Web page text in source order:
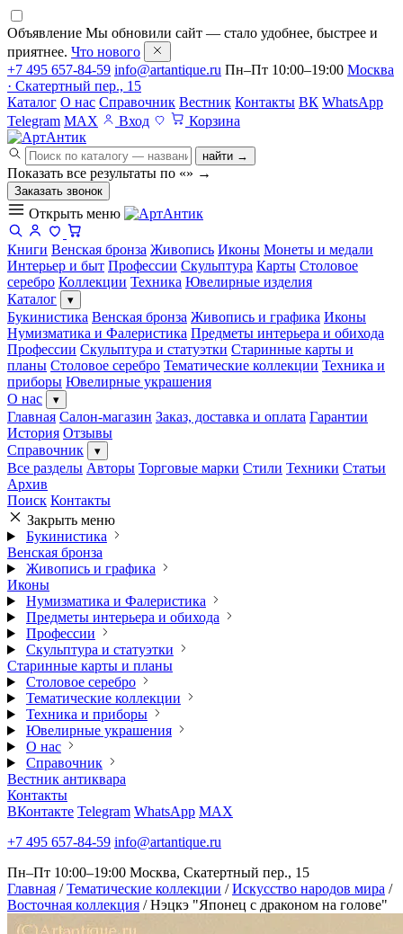
Объявление Мы обновили сайт — стало удобнее, быстрее и
приятнее. Что нового
+7 495 657-84-59 info@artantique.ru Пн–Пт 10:00–19:00 Москва
· Скатертный пер., 15
Каталог О нас Справочник Вестник Контакты ВК WhatsApp
Telegram MAX Вход Корзина
найти →
Показать все результаты по «» →
Заказать звонок
Открыть меню
Книги Венская бронза Живопись Иконы Монеты и медали
Интерьер и быт Профессии Скульптура Карты Столовое
серебро Коллекции Техника Ювелирные изделия
Каталог
▾
Букинистика Венская бронза Живопись и графика Иконы
Нумизматика и Фалеристика Предметы интерьера и обихода
Профессии Скульптура и статуэтки Старинные карты и
планы Столовое серебро Тематические коллекции Техника и
приборы Ювелирные украшения
О нас
▾
Главная Салон-магазин Заказ, доставка и оплата Гарантии
История Отзывы
Справочник
▾
Все разделы Авторы Торговые марки Стили Техники Статьи
Архив
Поиск Контакты
Закрыть меню
Букинистика
Венская бронза
Живопись и графика
Иконы
Нумизматика и Фалеристика
Предметы интерьера и обихода
Профессии
Скульптура и статуэтки
Старинные карты и планы
Столовое серебро
Тематические коллекции
Техника и приборы
Ювелирные украшения
О нас
Справочник
Вестник антиквара
Контакты
ВКонтакте Telegram WhatsApp MAX
+7 495 657-84-59 info@artantique.ru
Пн–Пт 10:00–19:00 Москва, Скатертный пер., 15
Главная / Тематические коллекции / Искусство народов мира /
Восточная коллекция / Нэцкэ "Японец с драконом на голове"